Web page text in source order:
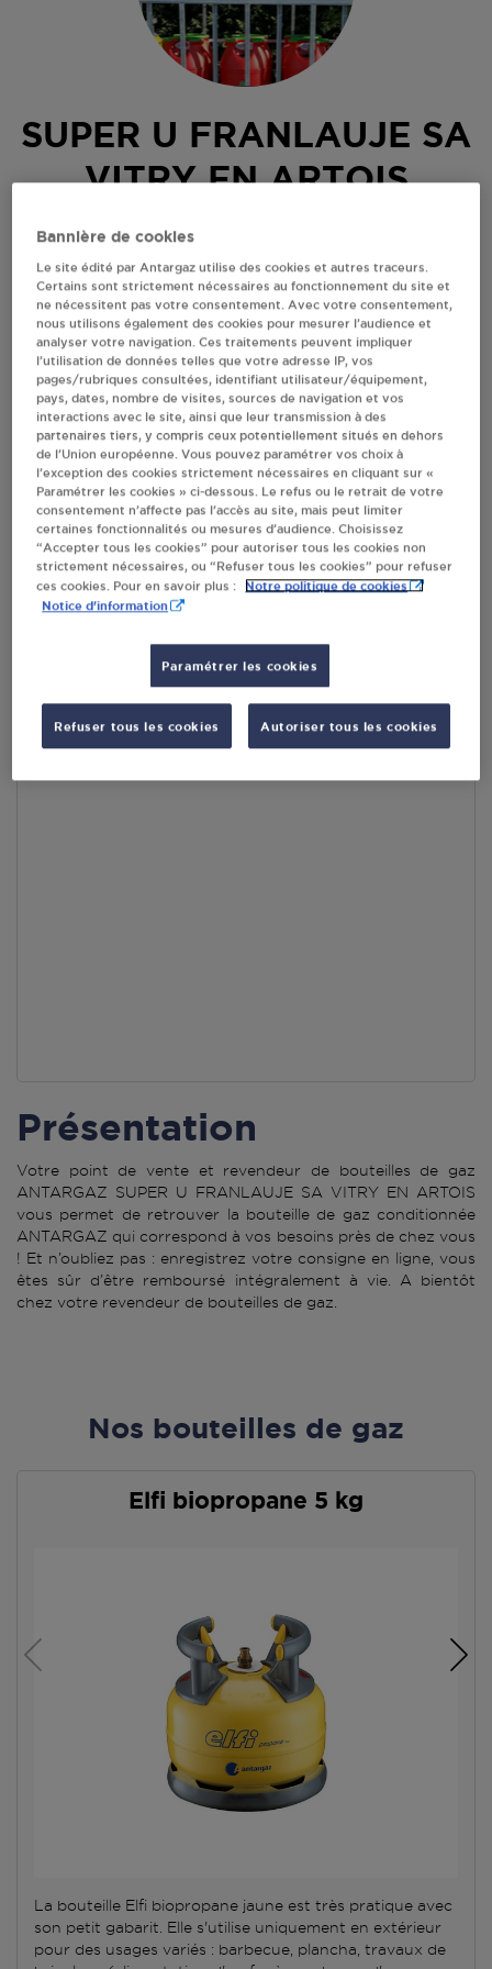
SUPER U FRANLAUJE SA
VITRY EN ARTOIS
ROUTE DE BREBIERES
Revendeur de bouteilles de gaz
S'Y RENDRE
AFFICHER LE TÉLÉPHONE
RECEVOIR LES COORDONNÉES DU REVENDEUR
En cliquant sur « S’y rendre », j’autorise le traitement
d’informations (dont mon adresse IP) et leur transfert hors UE
par Google Maps afin d’afficher la carte.
En savoir plus
Accès
Présentation
Votre point de vente et revendeur de bouteilles de gaz
ANTARGAZ SUPER U FRANLAUJE SA VITRY EN ARTOIS
vous permet de retrouver la bouteille de gaz conditionnée
ANTARGAZ qui correspond à vos besoins près de chez vous
! Et n’oubliez pas : enregistrez votre consigne en ligne, vous
êtes sûr d’être remboursé intégralement à vie. A bientôt
chez votre revendeur de bouteilles de gaz.
Nos bouteilles de gaz
Elfi biopropane 5 kg
La bouteille Elfi biopropane jaune est très pratique avec
son petit gabarit. Elle s'utilise uniquement en extérieur
pour des usages variés : barbecue, plancha, travaux de
Bannière de cookies
Le site édité par Antargaz utilise des cookies et autres traceurs.
Certains sont strictement nécessaires au fonctionnement du site et
ne nécessitent pas votre consentement. Avec votre consentement,
nous utilisons également des cookies pour mesurer l’audience et
analyser votre navigation. Ces traitements peuvent impliquer
l’utilisation de données telles que votre adresse IP, vos
pages/rubriques consultées, identifiant utilisateur/équipement,
pays, dates, nombre de visites, sources de navigation et vos
interactions avec le site, ainsi que leur transmission à des
partenaires tiers, y compris ceux potentiellement situés en dehors
de l’Union européenne. Vous pouvez paramétrer vos choix à
l’exception des cookies strictement nécessaires en cliquant sur «
Paramétrer les cookies » ci-dessous. Le refus ou le retrait de votre
consentement n’affecte pas l’accès au site, mais peut limiter
certaines fonctionnalités ou mesures d’audience. Choisissez
“Accepter tous les cookies” pour autoriser tous les cookies non
strictement nécessaires, ou “Refuser tous les cookies” pour refuser
ces cookies. Pour en savoir plus :
Notre politique de cookies
Notice d'information
Paramétrer les cookies
Refuser tous les cookies Autoriser tous les cookies